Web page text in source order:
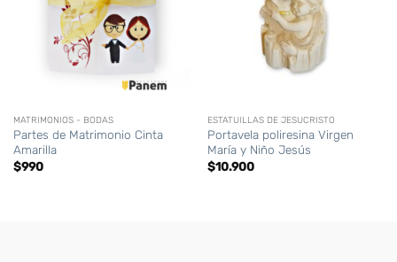
MATRIMONIOS - BODAS
Partes de Matrimonio Cinta
Amarilla
$990
ESTATUILLAS DE JESUCRISTO
Portavela poliresina Virgen
María y Niño Jesús
$10.900